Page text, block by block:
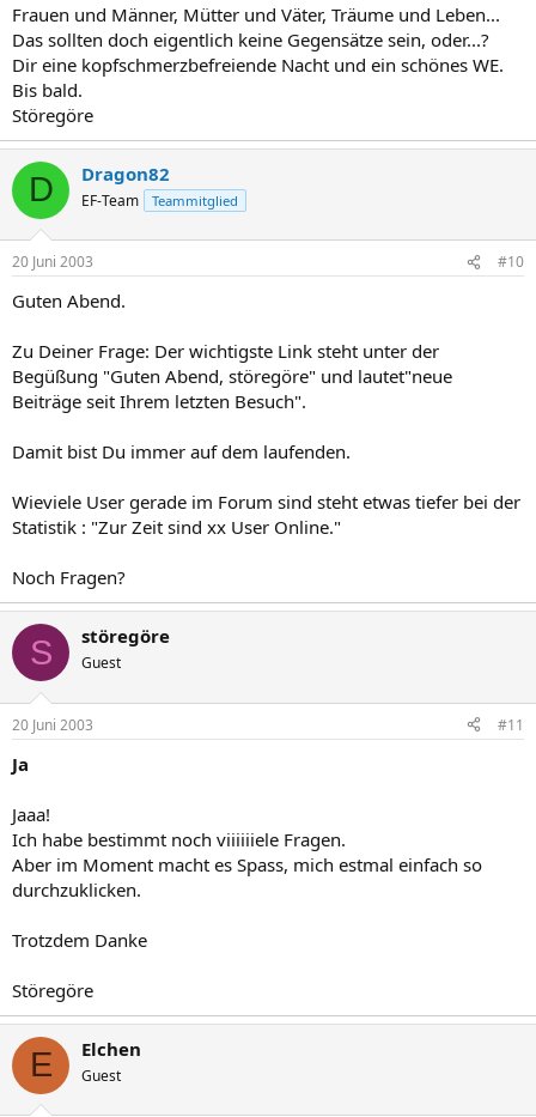
Frauen und Männer, Mütter und Väter, Träume und Leben...
Das sollten doch eigentlich keine Gegensätze sein, oder...?
Dir eine kopfschmerzbefreiende Nacht und ein schönes WE.
Bis bald.
Störegöre
D Dragon82
EF-Team Teammitglied
20 Juni 2003 #10
Guten Abend.
Zu Deiner Frage: Der wichtigste Link steht unter der
Begüßung "Guten Abend, störegöre" und lautet"neue
Beiträge seit Ihrem letzten Besuch".
Damit bist Du immer auf dem laufenden.
Wieviele User gerade im Forum sind steht etwas tiefer bei der
Statistik : "Zur Zeit sind xx User Online."
Noch Fragen?
S störegöre
Guest
20 Juni 2003 #11
Ja
Jaaa!
Ich habe bestimmt noch viiiiiiele Fragen.
Aber im Moment macht es Spass, mich estmal einfach so
durchzuklicken.
Trotzdem Danke
Störegöre
E Elchen
Guest